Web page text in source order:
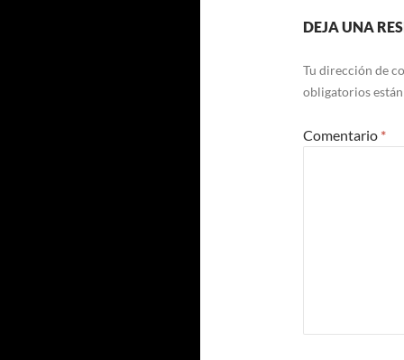
DEJA UNA
Tu dirección de
obligatorios
Comentario *